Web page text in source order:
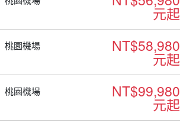
元起
桃園機場 NT$58,980
元起
桃園機場 NT$99,980
元起